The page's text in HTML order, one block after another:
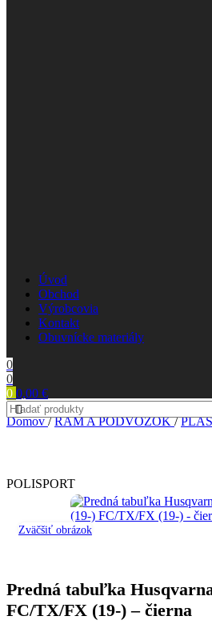
Úvod
Obchod
Výrobcovia
Kontakt
Obuvnícke materiály
0
0
0 0,00 €
Domov/ RÁM A PODVOZOK/
POLISPORT
Zväčšiť obrázok
Predná tabuľka
FC/TX/FX (19-) – čierna